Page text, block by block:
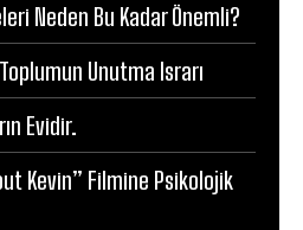
Neden Bu Kadar Önemli?
Unutma Israrı
Evidir.
Kevin” Filmine Psikolojik